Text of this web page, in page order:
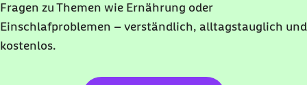
Fragen zu Themen wie Ernährung oder
Einschlafproblemen – verständlich, alltagstauglich und
kostenlos.